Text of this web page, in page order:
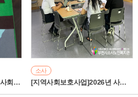
2026년 7월 노인일자리 및 사회활동지원사업 동그라미선생님 사업단 직무교육 진행
소사
[지역사회보호사업]2026년 사업 자문 진행